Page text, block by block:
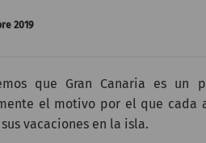
2019
que Gran Canaria es un
el motivo por el que cada
vacaciones en la isla.